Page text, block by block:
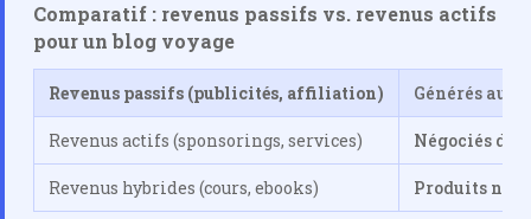
Comparatif : revenus passifs vs. revenus actifs
pour un blog voyage
Revenus passifs (publicités, affiliation) Générés
Revenus actifs (sponsorings, services) Négociés
Revenus hybrides (cours, ebooks) Produits